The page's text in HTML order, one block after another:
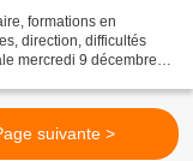
formations en
direction, difficultés
mercredi 9 décembre
suivante >